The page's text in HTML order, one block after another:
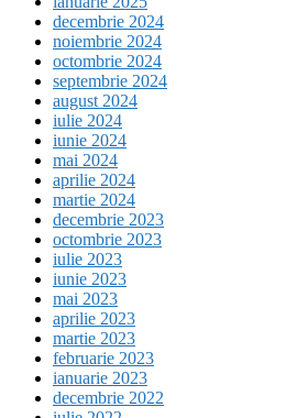
decembrie 2024
noiembrie 2024
octombrie 2024
septembrie 2024
august 2024
iulie 2024
iunie 2024
mai 2024
aprilie 2024
martie 2024
decembrie 2023
octombrie 2023
iulie 2023
iunie 2023
mai 2023
aprilie 2023
martie 2023
februarie 2023
ianuarie 2023
decembrie 2022